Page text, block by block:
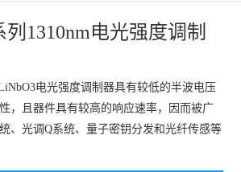
1310nm电光强度调制
电光强度调制器具有较低的半波电压
，且器件具有较高的响应速率，因而被广
、光调Q系统、量子密钥分发和光纤传感等